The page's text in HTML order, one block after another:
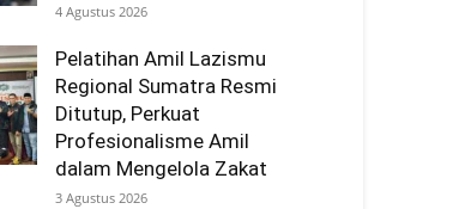
4 Agustus 2026
Pelatihan Amil Lazismu
Regional Sumatra Resmi
Ditutup, Perkuat
Profesionalisme Amil
dalam Mengelola Zakat
3 Agustus 2026